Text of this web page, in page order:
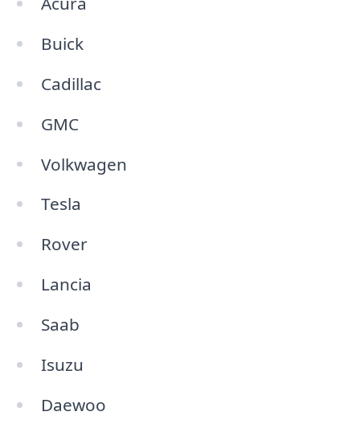
Buick
Cadillac
GMC
Volkwagen
Tesla
Rover
Lancia
Saab
Isuzu
Daewoo